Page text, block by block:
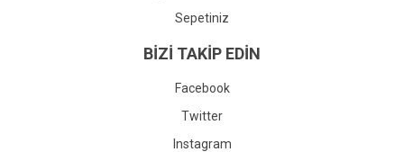
Sepetiniz
BİZİ TAKİP EDİN
Facebook
Twitter
Instagram